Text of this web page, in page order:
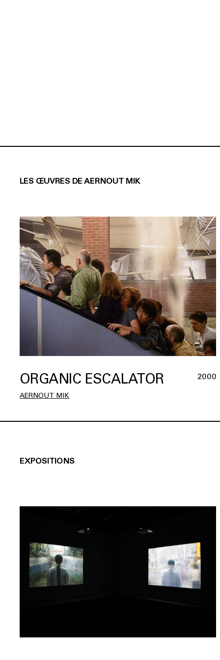
LES ŒUVRES DE AERNOUT MIK
ORGANIC ESCALATOR 2000
AERNOUT MIK
EXPOSITIONS